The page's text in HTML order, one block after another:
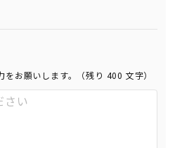
お願いします。（残り 400 文字）